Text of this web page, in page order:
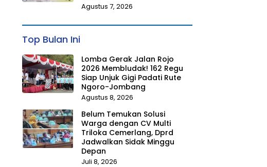
Agustus 7, 2026
Top Bulan Ini
Lomba Gerak Jalan Rojo
2026 Membludak! 162 Regu
Siap Unjuk Gigi Padati Rute
Ngoro-Jombang
Agustus 8, 2026
Belum Temukan Solusi
Warga dengan CV Multi
Triloka Cemerlang, Dprd
Jadwalkan Sidak Minggu
Depan
Juli 8, 2026